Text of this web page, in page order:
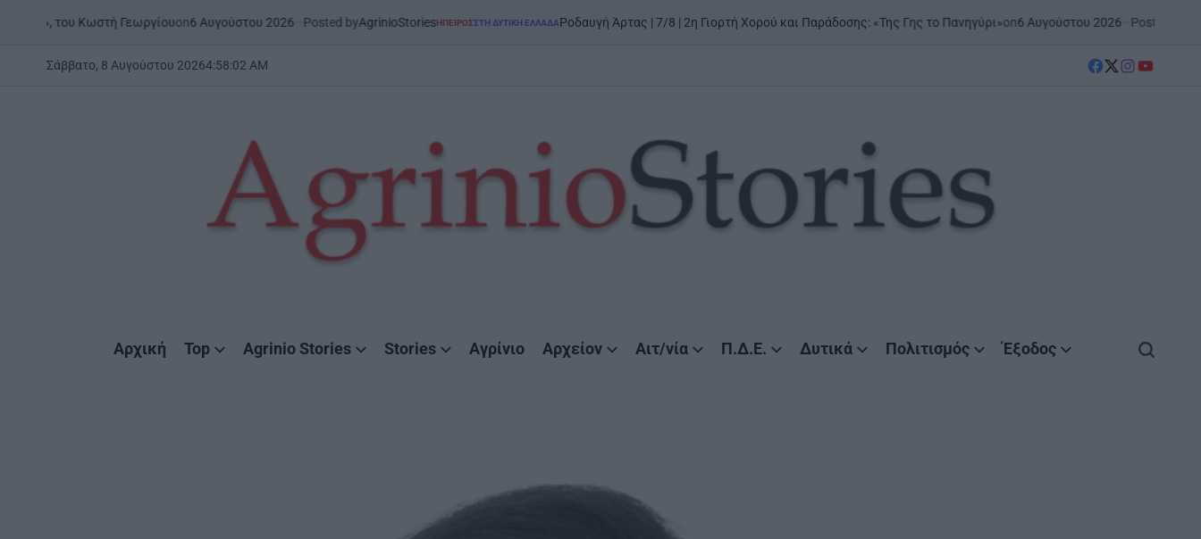
Κωστή Γεωργίουon6 Αυγούστου 2026 Posted byAgrinioStoriesPOSTED
ΉΠΕΙΡΟΣΣΤΗ ΔΥΤΙΚΉ ΕΛΛΆΔΑΡοδαυγή Άρτας | 7/8 | 2η Γιορτή Χορού και Παράδοσης: «Της Γης το Πανηγύρι» on6 Αυγούστου 2026 Posted byAgrinioStories
Σάββατο, 8 Αυγούστου 20264:58:03 AM
facebook
Twitter
instagram
YouTube
Αρχική Top Agrinio Stories Stories Αγρίνιο Αρχείον Αιτ/νία Π.Δ.Ε. Δυτικά Πολιτισμός Έξοδος